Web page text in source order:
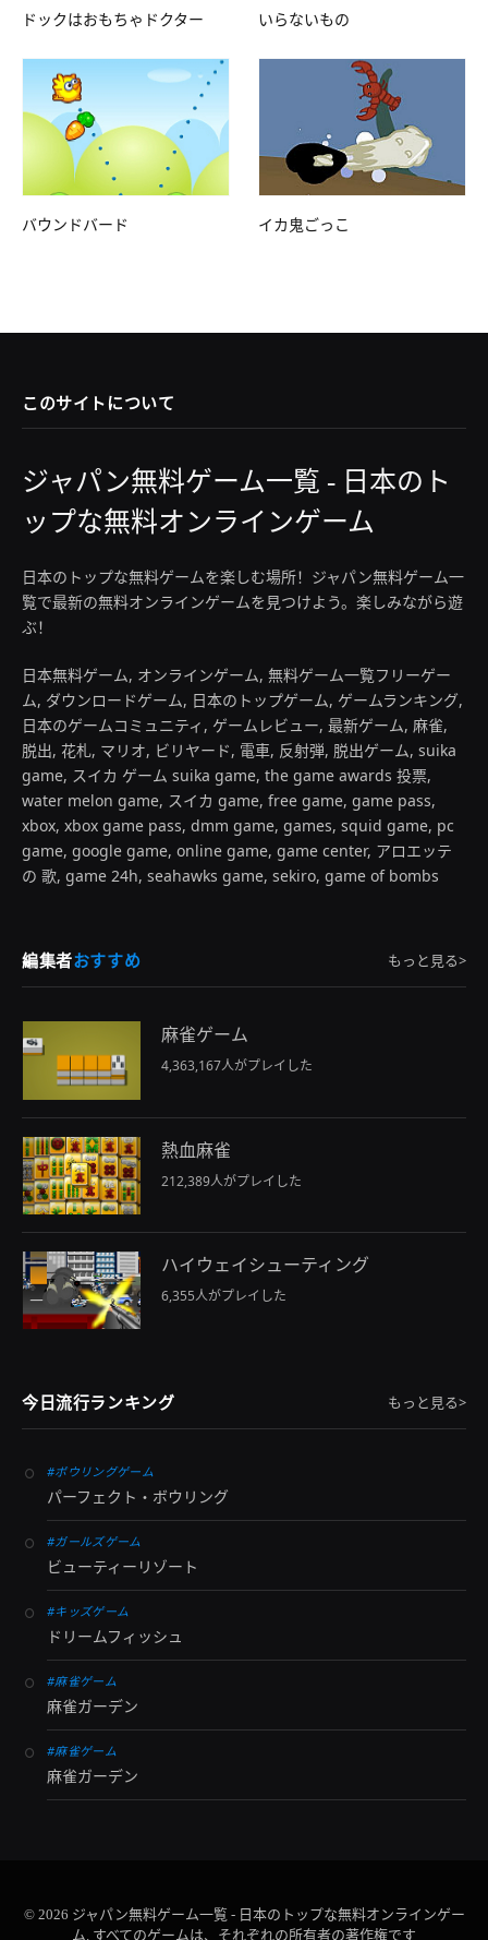
ドックはおもちゃドクター いらないもの
バウンドバード イカ鬼ごっこ
このサイトについて
ジャパン無料ゲーム一覧 - 日本のト
ップな無料オンラインゲーム
日本のトップな無料ゲームを楽しむ場所！ジャパン無料ゲーム一
覧で最新の無料オンラインゲームを見つけよう。楽しみながら遊
ぶ！
日本無料ゲーム, オンラインゲーム, 無料ゲーム一覧フリーゲー
ム, ダウンロードゲーム, 日本のトップゲーム, ゲームランキング,
日本のゲームコミュニティ, ゲームレビュー, 最新ゲーム, 麻雀,
脱出, 花札, マリオ, ビリヤード, 電車, 反射弾, 脱出ゲーム, suika
game, スイカ ゲーム suika game, the game awards 投票,
water melon game, スイカ game, free game, game pass,
xbox, xbox game pass, dmm game, games, squid game, pc
game, google game, online game, game center, アロエッテ
の 歌, game 24h, seahawks game, sekiro, game of bombs
編集者おすすめ もっと見る>
麻雀ゲーム
4,363,167人がプレイした
熱血麻雀
212,389人がプレイした
ハイウェイシューティング
6,355人がプレイした
今日流行ランキング もっと見る>
#ボウリングゲーム
パーフェクト・ボウリング
#ガールズゲーム
ビューティーリゾート
#キッズゲーム
ドリームフィッシュ
#麻雀ゲーム
麻雀ガーデン
#麻雀ゲーム
麻雀ガーデン
© 2026 ジャパン無料ゲーム一覧 - 日本のトップな無料オンラインゲー
ム. すべてのゲームは、それぞれの所有者の著作権です